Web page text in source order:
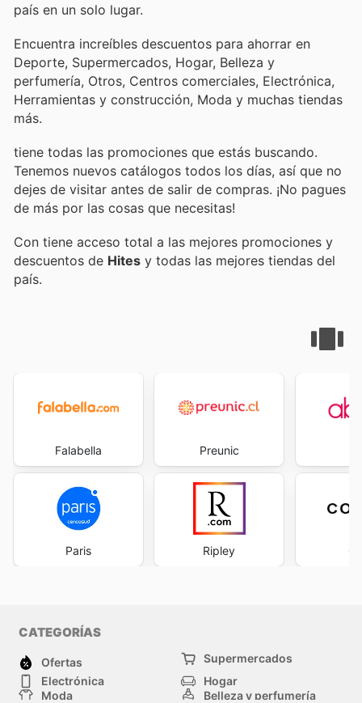
país en un solo lugar.
Encuentra increíbles descuentos para ahorrar en
Deporte, Supermercados, Hogar, Belleza y
perfumería, Otros, Centros comerciales, Electrónica,
Herramientas y construcción, Moda y muchas tiendas
más.
tiene todas las promociones que estás buscando.
Tenemos nuevos catálogos todos los días, así que no
dejes de visitar antes de salir de compras. ¡No pagues
de más por las cosas que necesitas!
Con tiene acceso total a las mejores promociones y
descuentos de Hites y todas las mejores tiendas del
país.
Falabella
Paris
Preunic
Ripley
CATEGORÍAS
Ofertas
Supermercados
Electrónica
Hogar
Moda
Belleza y perfumería